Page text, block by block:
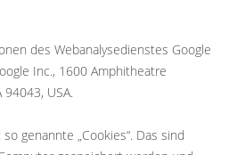
des Webanalysedienstes Google
Inc., 1600 Amphitheatre
94043, USA.
genannte „Cookies“. Das sind